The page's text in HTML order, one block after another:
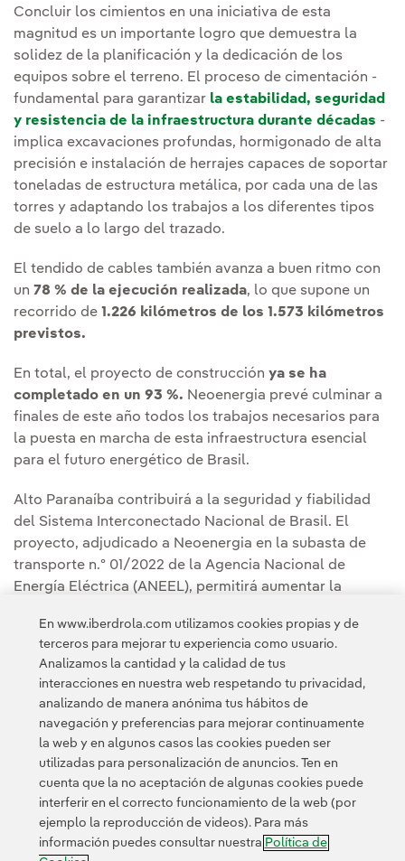
Concluir los cimientos en una iniciativa de esta
magnitud es un importante logro que demuestra la
solidez de la planificación y la dedicación de los
equipos sobre el terreno. El proceso de cimentación -
fundamental para garantizar la estabilidad, seguridad
y resistencia de la infraestructura durante décadas -
implica excavaciones profundas, hormigonado de alta
precisión e instalación de herrajes capaces de soportar
toneladas de estructura metálica, por cada una de las
torres y adaptando los trabajos a los diferentes tipos
de suelo a lo largo del trazado.
El tendido de cables también avanza a buen ritmo con
un 78 % de la ejecución realizada, lo que supone un
recorrido de 1.226 kilómetros de los 1.573 kilómetros
previstos.
En total, el proyecto de construcción ya se ha
completado en un 93 %. Neoenergia prevé culminar a
finales de este año todos los trabajos necesarios para
la puesta en marcha de esta infraestructura esencial
para el futuro energético de Brasil.
Alto Paranaíba contribuirá a la seguridad y fiabilidad
del Sistema Interconectado Nacional de Brasil. El
proyecto, adjudicado a Neoenergia en la subasta de
transporte n.º 01/2022 de la Agencia Nacional de
Energía Eléctrica (ANEEL), permitirá aumentar la
Gerais y São Paulo y el transporte de la energía
generada en el interior del país.
Contacta Política de Privacidad Información legal
Transparencia en el uso de la IA Política de cookies
Configuración de cookies Accesibilidad Canal de denuncias
En www.iberdrola.com utilizamos cookies propias y de
terceros para mejorar tu experiencia como usuario.
Analizamos la cantidad y la calidad de tus
interacciones en nuestra web respetando tu privacidad,
analizando de manera anónima tus hábitos de
navegación y preferencias para mejorar continuamente
la web y en algunos casos las cookies pueden ser
utilizadas para personalización de anuncios. Ten en
cuenta que la no aceptación de algunas cookies puede
interferir en el correcto funcionamiento de la web (por
ejemplo la reproducción de videos). Para más
información puedes consultar nuestra Política de